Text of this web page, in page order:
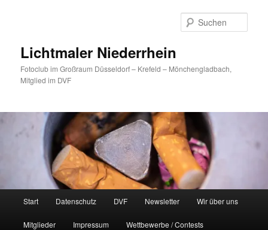
Lichtmaler Niederrhein
Fotoclub im Großraum Düsseldorf – Krefeld – Mönchengladbach,
Mitglied im DVF
Start Datenschutz DVF Newsletter Wir über uns
Mitglieder Impressum Wettbewerbe / Contests